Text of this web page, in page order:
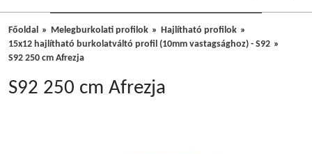
Főoldal Melegburkolati profilok
Hajlítható profilok
15x12 hajlítható burkolatváltó profil (10mm vastagsághoz) - S92
S92 250 cm Afrezja
S92 250 cm Afrezja